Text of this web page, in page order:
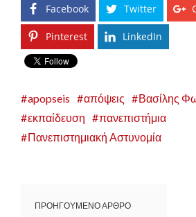
Facebook Twitter
Pinterest LinkedIn
apopseis απόψεις
Βασίλης
εκπαίδευση
πανεπιστήμια
Πανεπιστημιακή Αστυνομία
ΠΡΟΗΓΟΥΜΕΝΟ ΑΡΘΡΟ